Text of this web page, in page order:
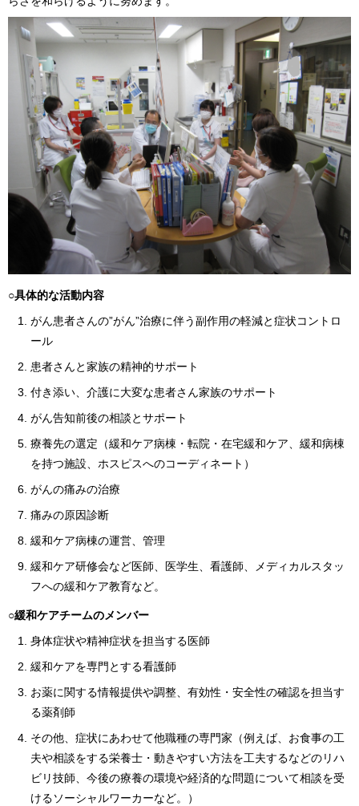
○具体的な活動内容
がん患者さんの”がん”治療に伴う副作用の軽減と症状コントロ
ール
患者さんと家族の精神的サポート
付き添い、介護に大変な患者さん家族のサポート
がん告知前後の相談とサポート
療養先の選定（緩和ケア病棟・転院・在宅緩和ケア、緩和病棟
を持つ施設、ホスピスへのコーディネート）
がんの痛みの治療
痛みの原因診断
緩和ケア病棟の運営、管理
緩和ケア研修会など医師、医学生、看護師、メディカルスタッ
フへの緩和ケア教育など。
○緩和ケアチームのメンバー
身体症状や精神症状を担当する医師
緩和ケアを専門とする看護師
お薬に関する情報提供や調整、有効性・安全性の確認を担当す
る薬剤師
その他、症状にあわせて他職種の専門家（例えば、お食事の工
夫や相談をする栄養士・動きやすい方法を工夫するなどのリハ
ビリ技師、今後の療養の環境や経済的な問題について相談を受
けるソーシャルワーカーなど。）